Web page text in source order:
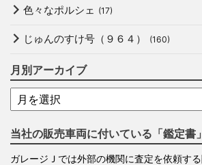
色々なポルシェ (17)
じゅんのすけ号（９６４） (160)
月別アーカイブ
当社の販売車両に付いている「鑑定書
ガレージＪでは外部の機関に査定を依頼す